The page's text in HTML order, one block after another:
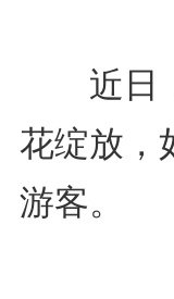
近日，
花绽放，
游客。